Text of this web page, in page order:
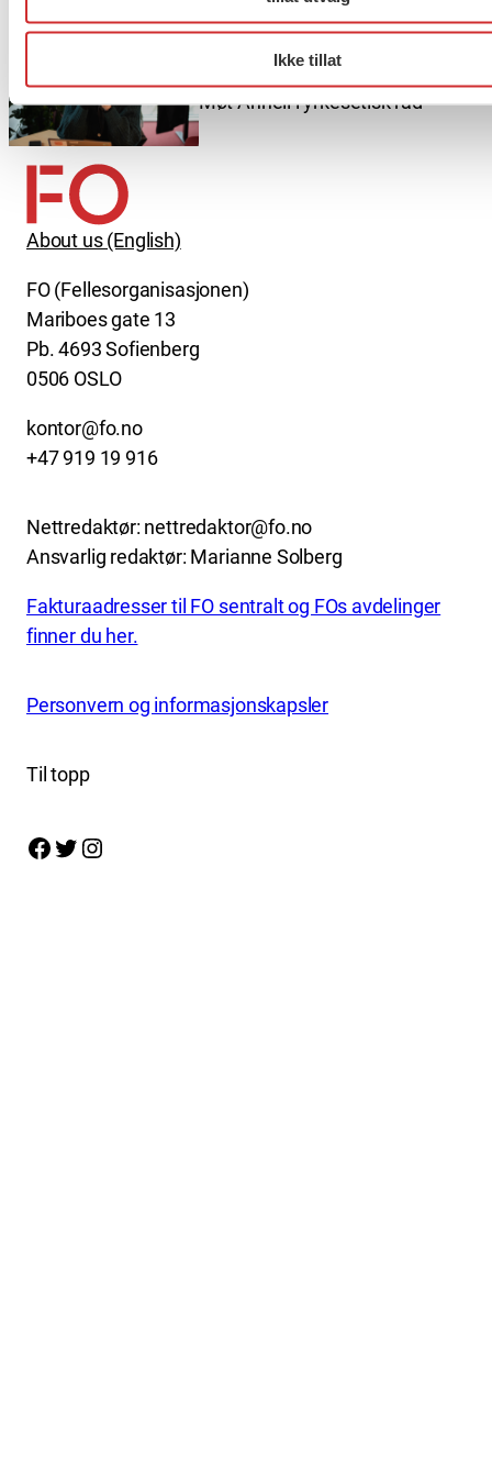
Ikke tillat
Møt Anneli i yrkesetisk råd
About us (English)
FO (Fellesorganisasjonen)
Mariboes gate 13
Pb. 4693 Sofienberg
0506 OSLO
kontor@fo.no
+47 919 19 916
Nettredaktør: nettredaktor@fo.no
Ansvarlig redaktør: Marianne Solberg
Fakturaadresser til FO sentralt og FOs avdelinger
finner du her.
Personvern og informasjonskapsler
Til topp
Facebook Twitter Instagram